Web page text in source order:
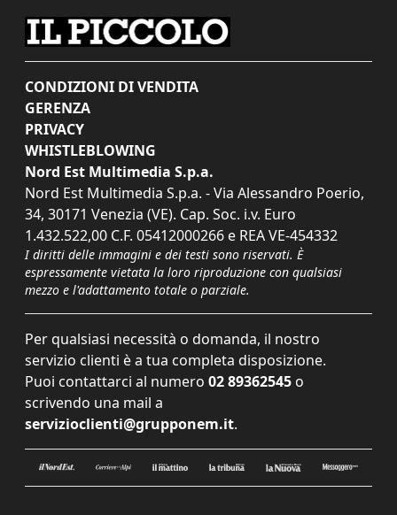
CONDIZIONI DI VENDITA
GERENZA
PRIVACY
WHISTLEBLOWING
Nord Est Multimedia S.p.a.
Nord Est Multimedia S.p.a. - Via Alessandro Poerio,
34, 30171 Venezia (VE). Cap. Soc. i.v. Euro
1.432.522,00 C.F. 05412000266 e REA VE-454332
I diritti delle immagini e dei testi sono riservati. È
espressamente vietata la loro riproduzione con qualsiasi
mezzo e l'adattamento totale o parziale.
Per qualsiasi necessità o domanda, il nostro
servizio clienti è a tua completa disposizione.
Puoi contattarci al numero 02 89362545 o
scrivendo una mail a
servizioclienti@grupponem.it.